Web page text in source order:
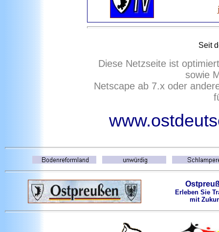
Seit
Diese Netzseite ist
sowie
Netscape ab 7.x oder
Erleben Sie
mit